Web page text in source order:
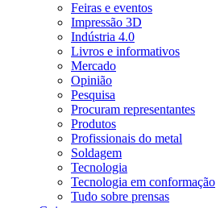
Feiras e eventos
Impressão 3D
Indústria 4.0
Livros e informativos
Mercado
Opinião
Pesquisa
Procuram representantes
Produtos
Profissionais do metal
Soldagem
Tecnologia
Tecnologia em conformação
Tudo sobre prensas